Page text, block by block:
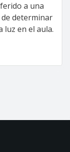
a una
determinar
luz en el aula.